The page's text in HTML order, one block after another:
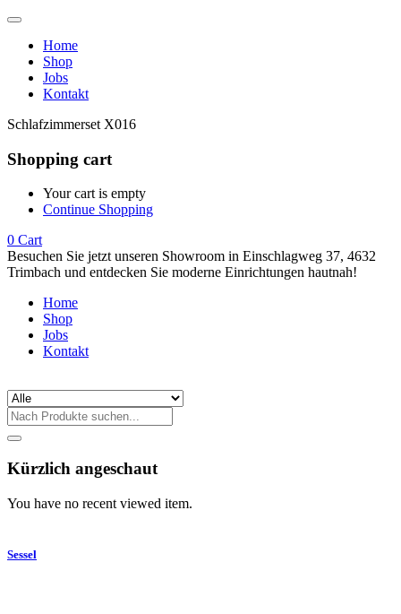
Home
Shop
Jobs
Kontakt
Schlafzimmerset X016
Shopping cart
Your cart is empty
Continue Shopping
0 Cart
Besuchen Sie jetzt unseren Showroom in Einschlagweg 37, 4632
Trimbach und entdecken Sie moderne Einrichtungen hautnah!
Home
Shop
Jobs
Kontakt
Kürzlich angeschaut
You have no recent viewed item.
Sessel